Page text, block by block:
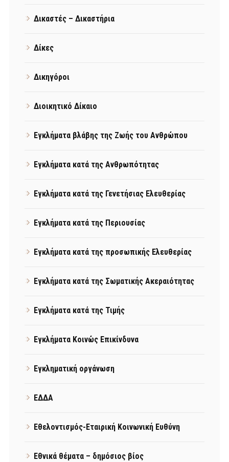
Δικαστές – Δικαστήρια
Δίκες
Δικηγόροι
Διοικητικό Δίκαιο
Εγκλήματα βλάβης της Ζωής του Ανθρώπου
Εγκλήματα κατά της Ανθρωπότητας
Εγκλήματα κατά της Γενετήσιας Ελευθερίας
Εγκλήματα κατά της Περιουσίας
Εγκλήματα κατά της προσωπικής Ελευθερίας
Εγκλήματα κατά της Σωματικής Ακεραιότητας
Εγκλήματα κατά της Τιμής
Εγκλήματα Κοινώς Επικίνδυνα
Εγκληματική οργάνωση
ΕΔΔΑ
Εθελοντισμός-Εταιρική Κοινωνική Ευθύνη
Εθνικά θέματα – δημόσιος βίος